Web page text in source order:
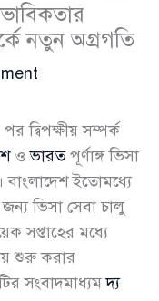
নতুন অগ্রগতি
দ্বিপক্ষীয় সম্পর্ক
ওভারতপূর্ণাঙ্গ ভিসা
বাংলাদেশ ইতোমধ্যে
ভিসা সেবা চালু
সপ্তাহের মধ্যে
শুরু করার
সংবাদমাধ্যমদ্য